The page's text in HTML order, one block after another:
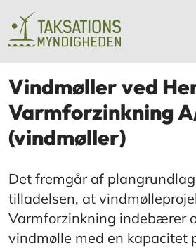
Vindmøller ved
Varmforzinkning
(vindmøller)
Det fremgår af
tilladelsen, at
Varmforzinkning indebærer
vindmølle med en kapacitet